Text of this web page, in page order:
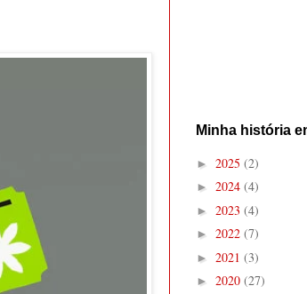
Minha história
► 2025 (2)
► 2024 (4)
► 2023 (4)
► 2022 (7)
► 2021 (3)
► 2020 (27)